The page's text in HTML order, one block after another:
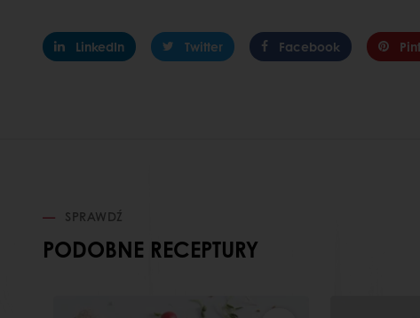
LinkedIn Twitter Facebook
SPRAWDŹ
PODOBNE RECEPTURY